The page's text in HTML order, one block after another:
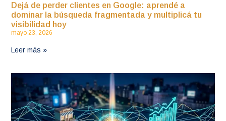
Dejá de perder clientes en Google: aprendé a
dominar la búsqueda fragmentada y multiplicá tu
visibilidad hoy
mayo 23, 2026
Leer más »